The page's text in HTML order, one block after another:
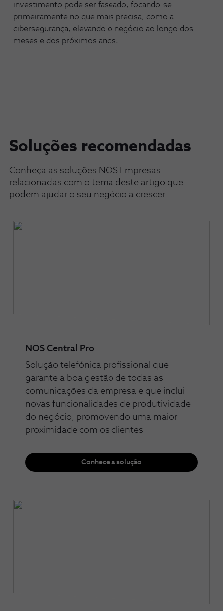
investimento pode ser faseado, focando-se
primeiramente no que mais precisa, como a
cibersegurança, elevando o negócio ao longo dos
meses e dos próximos anos.
Soluções recomendadas
Conheça as soluções NOS Empresas
relacionadas com o tema deste artigo que
podem ajudar o seu negócio a crescer
NOS Central Pro
Solução telefónica profissional que
garante a boa gestão de todas as
comunicações da empresa e que inclui
novas funcionalidades de produtividade
do negócio, promovendo uma maior
proximidade com os clientes
Conhece a solução